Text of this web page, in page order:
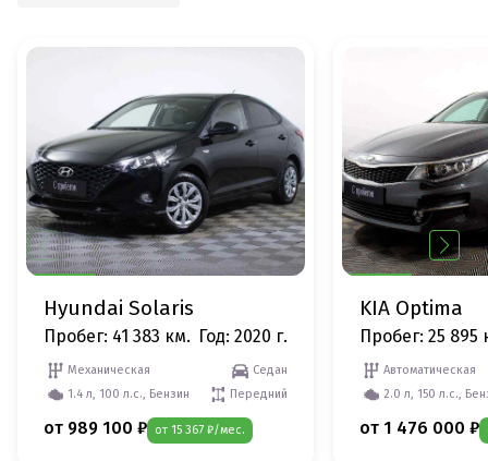
Hyundai Solaris
Пробег: 41 383 км. Год: 2020 г.
Механическая
Седан
1.4 л, 100 л.с., Бензин
Передний
от 989 100 ₽ от 15 367 ₽/мес.
KIA Optima
Пробег: 25 895
Автоматическая
2.0 л, 150 л.с.,
от 1 476 000 ₽